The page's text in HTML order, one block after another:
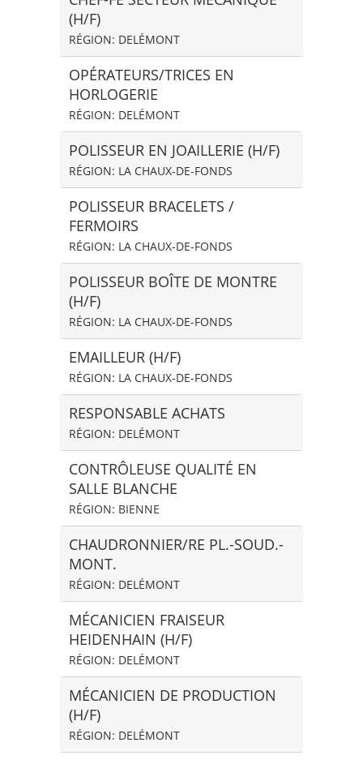
(H/F)
RÉGION: DELÉMONT
OPÉRATEURS/TRICES EN
HORLOGERIE
RÉGION: DELÉMONT
POLISSEUR EN JOAILLERIE (H/F)
RÉGION: LA CHAUX-DE-FONDS
POLISSEUR BRACELETS /
FERMOIRS
RÉGION: LA CHAUX-DE-FONDS
POLISSEUR BOÎTE DE MONTRE
(H/F)
RÉGION: LA CHAUX-DE-FONDS
EMAILLEUR (H/F)
RÉGION: LA CHAUX-DE-FONDS
RESPONSABLE ACHATS
RÉGION: DELÉMONT
CONTRÔLEUSE QUALITÉ EN
SALLE BLANCHE
RÉGION: BIENNE
CHAUDRONNIER/RE PL.-SOUD.-
MONT.
RÉGION: DELÉMONT
MÉCANICIEN FRAISEUR
HEIDENHAIN (H/F)
RÉGION: DELÉMONT
MÉCANICIEN DE PRODUCTION
(H/F)
RÉGION: DELÉMONT